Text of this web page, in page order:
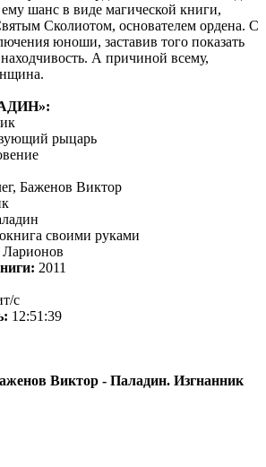
ему шанс в виде магической книги,
Сколиотом, основателем ордена. С
юноши, заставив того показать
А причиной всему,
рыцарь
Баженов Виктор
своими руками
Ларионов
2011
с
12:51:39
Виктор - Паладин. Изгнанник